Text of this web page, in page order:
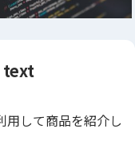
text
用して商品を紹介し